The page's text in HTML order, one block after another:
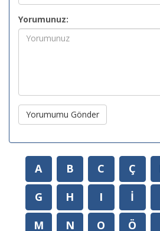
Yorumunuz:
Yorumumu Gönder
A B C Ç
G
H I İ
M
N O Ö